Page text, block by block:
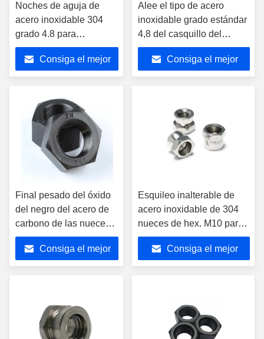
Noches de aguja de
acero inoxidable 304
grado 4.8 para
máquinas industriales
Consiga el mejor
Alee el tipo de acero
inoxidable grado estándar
4,8 del casquillo del
tamaño de las nueces de
M14 M16 JISConsiga el mejor
Final pesado del óxido
del negro del acero de
carbono de las nueces
de hex. del estándar de
ASTM A194 45K Gr2H
Consiga el mejor
Esquileo inalterable de
acero inoxidable de 304
nueces de hex. M10 para
el perno
Consiga el mejor